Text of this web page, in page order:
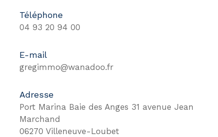
Téléphone
04 93 20 94 00
E-mail
gregimmo@wanadoo.fr
Adresse
Port Marina Baie des Anges 31 avenue Jean
Marchand
06270 Villeneuve-Loubet